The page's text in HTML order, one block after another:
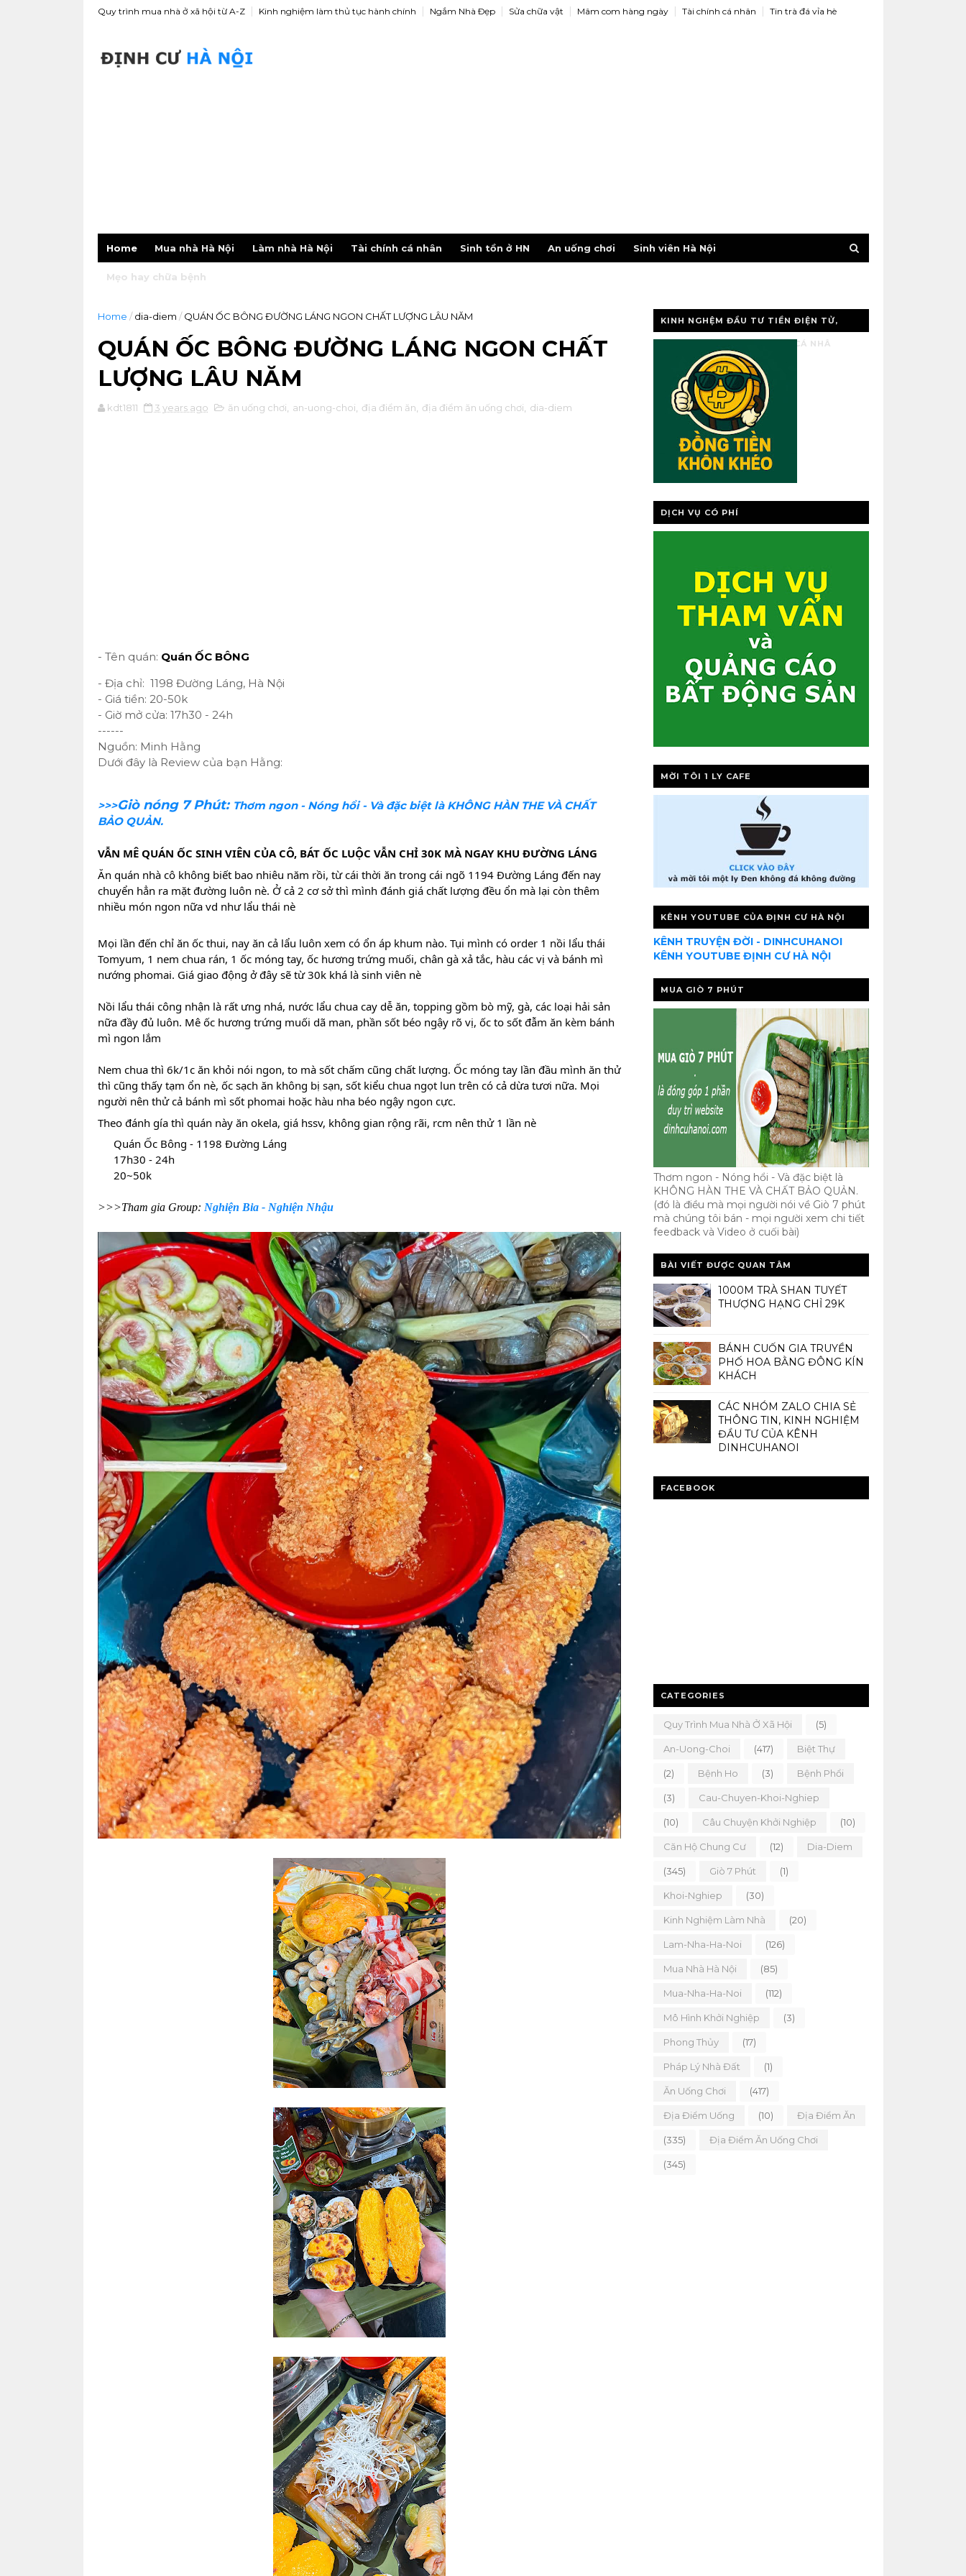
Quy trình mua nhà ở xã hội từ A-Z Kinh nghiệm làm thủ tục hành chính Ngắm Nhà Ðẹp Sửa chữa vật Mâm com hàng ngày Tài chính cá nhân Tin trà đá vỉa hè
Home Mua nhà Hà Nội Làm nhà Hà Nội Tài chính cá nhân Sinh tồn ở HN An uống chơi Sinh viên Hà Nội
Mẹo hay chữa bệnh
Home / dia-diem / QUÁN ỐC BÔNG ĐƯỜNG LÁNG NGON CHẤT LƯỢNG LÂU NĂM
QUÁN ỐC BÔNG ĐƯỜNG LÁNG NGON CHẤT
LƯỢNG LÂU NĂM
kdt1811 3 years ago ăn uống chơi an-uong-choi địa điểm ăn địa điểm ăn uống chơi dia-diem
- Tên quán: Quán ỐC BÔNG
- Địa chỉ: 1198 Đường Láng, Hà Nội
- Giá tiền: 20-50k
- Giờ mở cửa: 17h30 - 24h
------
Nguồn: Minh Hằng
Dưới đây là Review của bạn Hằng:
>>>Giò nóng 7 Phút: Thơm ngon - Nóng hổi - Và đặc biệt là KHÔNG HÀN THE VÀ CHẤT
BẢO QUẢN.
VẪN MÊ QUÁN ỐC SINH VIÊN CỦA CÔ, BÁT ỐC LUỘC VẪN CHỈ 30K MÀ NGAY KHU ĐƯỜNG LÁNG
Ăn quán nhà cô không biết bao nhiêu năm rồi, từ cái thời ăn trong cái ngõ 1194 Đường Láng đến nay
chuyển hẳn ra mặt đường luôn nè. Ở cả 2 cơ sở thì mình đánh giá chất lượng đều ổn mà lại còn thêm
nhiều món ngon nữa vd như lẩu thái nè
Mọi lần đến chỉ ăn ốc thui, nay ăn cả lẩu luôn xem có ổn áp khum nào. Tụi mình có order 1 nồi lẩu thái
Tomyum, 1 nem chua rán, 1 ốc móng tay, ốc hương trứng muối, chân gà xả tắc, hàu các vị và bánh mì
nướng phomai. Giá giao động ở đây sẽ từ 30k khá là sinh viên nè
Nồi lẩu thái công nhận là rất ưng nhá, nước lẩu chua cay dễ ăn, topping gồm bò mỹ, gà, các loại hải sản
nữa đầy đủ luôn. Mê ốc hương trứng muối dã man, phần sốt béo ngậy rõ vị, ốc to sốt đẫm ăn kèm bánh
mì ngon lắm
Nem chua thì 6k/1c ăn khỏi nói ngon, to mà sốt chấm cũng chất lượng. Ốc móng tay lần đầu mình ăn thử
thì cũng thấy tạm ổn nè, ốc sạch ăn không bị sạn, sốt kiểu chua ngọt lun trên có cả dừa tươi nữa. Mọi
người nên thử cả bánh mì sốt phomai hoặc hàu nha béo ngậy ngon cực.
Theo đánh gía thì quán này ăn okela, giá hssv, không gian rộng rãi, rcm nên thử 1 lần nè
Quán Ốc Bông - 1198 Đường Láng
17h30 - 24h
20~50k
>>>Tham gia Group: Nghiện Bia - Nghiện Nhậu
KINH NGHỆM ĐẦU TƯ TIỀN ĐIỆN TỬ,
VÀNG, QUẢN LÝ TÀI CHÍNH CÁ NHÂ
DỊCH VỤ CÓ PHÍ
MỜI TÔI 1 LY CAFE
KÊNH YOUTUBE CỦA ĐỊNH CƯ HÀ NỘI
KÊNH TRUYỆN ĐỜI - DINHCUHANOI
KÊNH YOUTUBE ĐỊNH CƯ HÀ NỘI
MUA GIÒ 7 PHÚT
Thơm ngon - Nóng hổi - Và đặc biệt là
KHÔNG HÀN THE VÀ CHẤT BẢO QUẢN.
(đó là điều mà mọi người nói về Giò 7 phút
mà chúng tôi bán - mọi người xem chi tiết
feedback và Video ở cuối bài)
BÀI VIẾT ĐƯỢC QUAN TÂM
1000M TRÀ SHAN TUYẾT
THƯỢNG HẠNG CHỈ 29K
BÁNH CUỐN GIA TRUYỀN
PHỐ HOA BẰNG ĐÔNG KÍN
KHÁCH
CÁC NHÓM ZALO CHIA SẺ
THÔNG TIN, KINH NGHIỆM
ĐẦU TƯ CỦA KÊNH
DINHCUHANOI
FACEBOOK
CATEGORIES
Quy Trình Mua Nhà Ở Xã Hội (5)
An-Uong-Choi (417) Biệt Thự
(2) Bệnh Ho (3) Bệnh Phổi
(3) Cau-Chuyen-Khoi-Nghiep
(10) Câu Chuyện Khởi Nghiệp (10)
Căn Hộ Chung Cư (12) Dia-Diem
(345) Giò 7 Phút (1)
Khoi-Nghiep (30)
Kinh Nghiệm Làm Nhà (20)
Lam-Nha-Ha-Noi (126)
Mua Nhà Hà Nội (85)
Mua-Nha-Ha-Noi (112)
Mô Hình Khởi Nghiệp (3)
Phong Thủy (17)
Pháp Lý Nhà Đất (1)
Ăn Uống Chơi (417)
Địa Điểm Uống (10) Địa Điểm Ăn
(335) Địa Điểm Ăn Uống Chơi
(345)